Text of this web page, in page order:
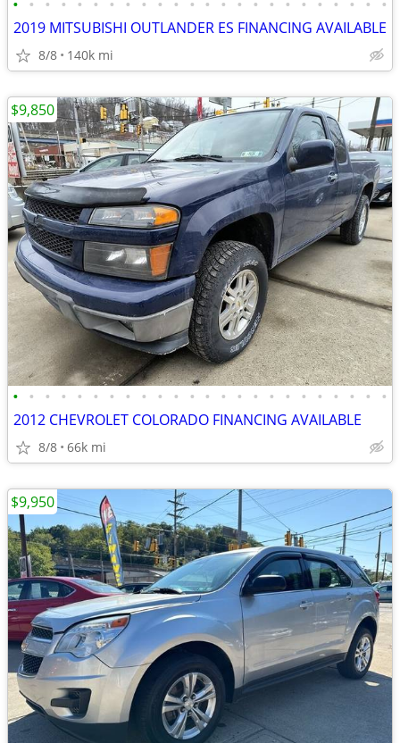
• • • • • • • • • • • • • • • • • • • • • • • •
2019 MITSUBISHI OUTLANDER ES FINANCING AVAILABLE
8/8 140k mi
• • • • • • • • • • • • • • • • • • • • • • • •
2012 CHEVROLET COLORADO FINANCING AVAILABLE
8/8 66k mi
$9,850
$9,950